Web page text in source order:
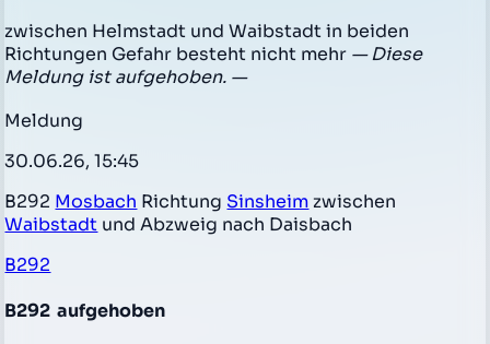
zwischen Helmstadt und Waibstadt in beiden
Richtungen Gefahr besteht nicht mehr — Diese
Meldung ist aufgehoben. —
Meldung
30.06.26, 15:45
B292 Mosbach Richtung Sinsheim zwischen
Waibstadt und Abzweig nach Daisbach
B292
B292 aufgehoben